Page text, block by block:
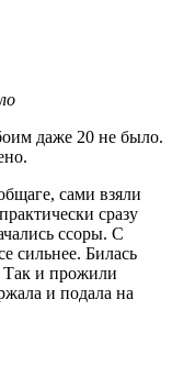
даже 20 не было.
сами взяли
сразу
ссоры. С
сильнее. Билась
Так и прожили
и подала на